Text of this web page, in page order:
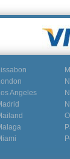
Angeles